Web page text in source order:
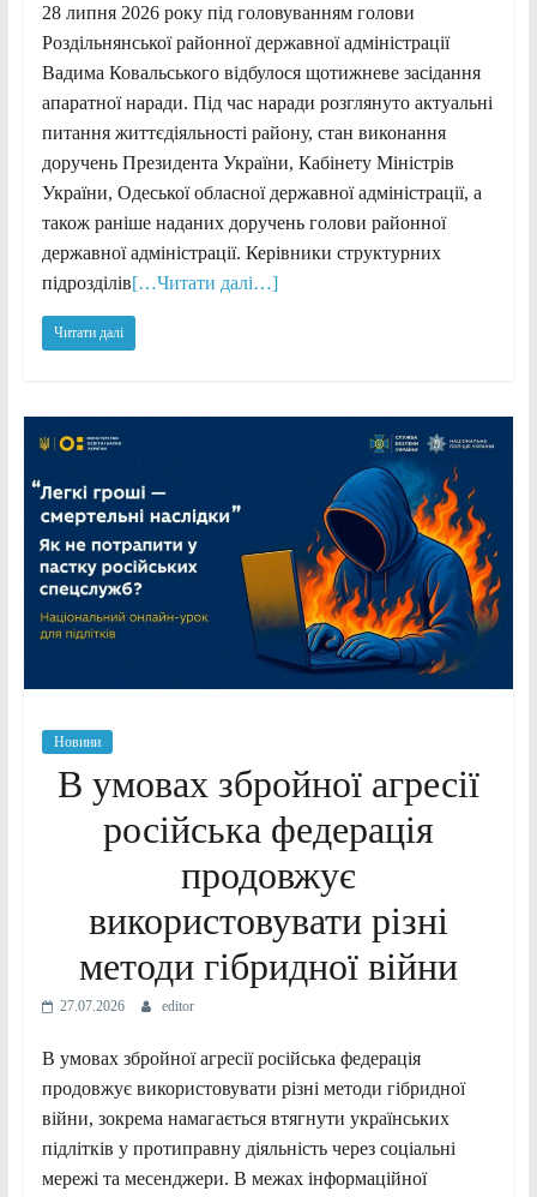
28 липня 2026 року під головуванням голови
Роздільнянської районної державної адміністрації
Вадима Ковальського відбулося щотижневе засідання
апаратної наради. Під час наради розглянуто актуальні
питання життєдіяльності району, стан виконання
доручень Президента України, Кабінету Міністрів
України, Одеської обласної державної адміністрації, а
також раніше наданих доручень голови районної
державної адміністрації. Керівники структурних
підрозділів[…Читати далі…]
Читати далі
Новини
В умовах збройної агресії
російська федерація
продовжує
використовувати різні
методи гібридної війни
27.07.2026 editor
В умовах збройної агресії російська федерація
продовжує використовувати різні методи гібридної
війни, зокрема намагається втягнути українських
підлітків у протиправну діяльність через соціальні
мережі та месенджери. В межах інформаційної